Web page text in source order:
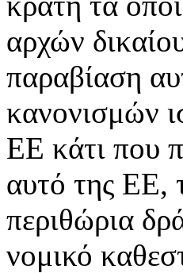
αρχών
παραβίαση
κανονισμών
ΕΕ κάτι που
αυτό της ΕΕ,
περιθώρια
νομικό